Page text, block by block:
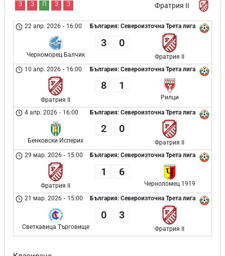
Фратрия II
З З П З З
България: Североизточна Трета лига
22 апр. 2026 - 16:00
Черноморец Балчик
3 0
Фратрия II
България: Североизточна Трета лига
10 апр. 2026 - 16:00
Фратрия II
8 1
Рилци
България: Североизточна Трета лига
4 апр. 2026 - 16:00
Бенковски Исперих
2 0
Фратрия II
България: Североизточна Трета лига
29 мар. 2026 - 15:00
Фратрия II
1 6
Черноломец 1919
България: Североизточна Трета лига
21 мар. 2026 - 15:00
Светкавица Търговище
0 3
Фратрия II